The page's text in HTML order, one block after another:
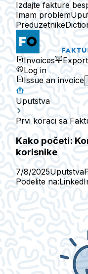
Izdajte fakture
Imam problem
Preduzetnike
Invoices
Log in
Issue an invoice
Uputstva
Prvi koraci sa
Kako početi:
korisnike
7/8/2025Uputstva
Podelite na: